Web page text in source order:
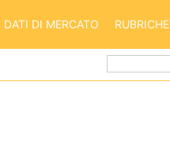
DATI DI MERCATO RUBRICHE